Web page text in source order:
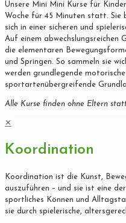
Unsere Mini Mini Kurse für
Woche für 45 Minuten statt. Sie
sich in einer sicheren und
Auf einem abwechslungsreichen
die elementaren
und Springen. So sammeln sie
werden grundlegende
sportartenübergreifende
Alle Kurse finden ohne Eltern
✕
Koordination
Koordination ist die Kunst,
auszuführen – und sie ist eine
sportliches Können und
sie durch spielerische,